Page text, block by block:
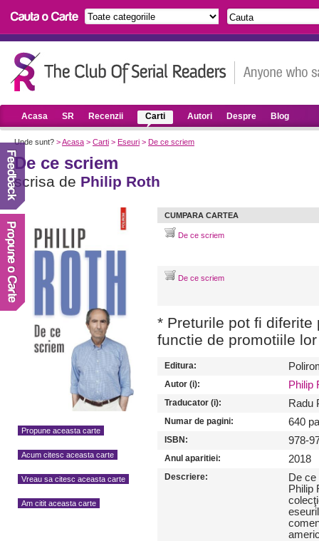
Acasa SR Recenzii Carti Autori Despre Blog
Unde sunt? >Acasa > Carti > Eseuri > De ce scriem
De ce scriem
scrisa de Philip Roth
Propune aceasta carte
Acum citesc aceasta carte
Vreau sa citesc aceasta carte
Am citit aceasta carte
CUMPARA CARTEA
De ce scriem
De ce scriem
* Preturile pot fi
functie de promotiile
Editura:
Autor (i): Philip
Traducator (i): Radu
Numar de pagini: 640
ISBN: 978-
Anul aparitiei: 2018
Descriere:
De
Philip